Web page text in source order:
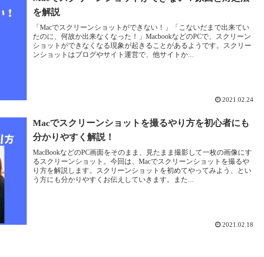
を解説
「Macでスクリーンショットができない！」「こないだまで出来てい
たのに、何故か出来なくなった！」MacbookなどのPCで、スクリーン
ショットができなくなる現象が起きることがあるようです。スクリー
ンショットはブログやサイト運営で、他サイトか...
2021.02.24
Macでスクリーンショットを撮るやり方を初心者にも
分かりやすく解説！
MacBookなどのPC画面をそのまま、見たまま撮影して一枚の画像にす
るスクリーンショット。今回は、Macでスクリーンショットを撮るや
り方を解説します。スクリーンショットを初めてやってみよう、とい
う方にも分かりやすくお伝えしていきます。また...
2021.02.18